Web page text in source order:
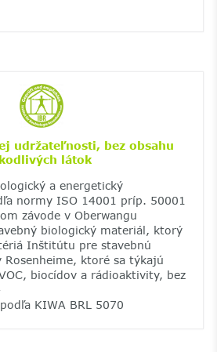
udržateľnosti, bez obsahu
látok
a energetický
normy ISO 14001 príp. 50001
závode v Oberwangu
biologický materiál, ktorý
Inštitútu pre stavebnú
ktoré sa týkajú
biocídov a rádioaktivity, bez
KIWA BRL 5070